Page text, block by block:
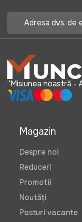
“Misiunea noastră -
Magazin
Despre noi
Reduceri
Promotii
Noutăți
Posturi vacante